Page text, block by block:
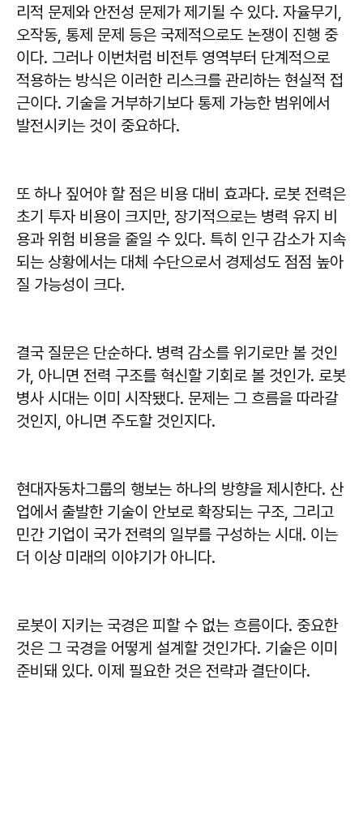
리적 문제와 안전성 문제가 제기될 수 있다. 자율무기,
오작동, 통제 문제 등은 국제적으로도 논쟁이 진행 중
이다. 그러나 이번처럼 비전투 영역부터 단계적으로
적용하는 방식은 이러한 리스크를 관리하는 현실적 접
근이다. 기술을 거부하기보다 통제 가능한 범위에서
발전시키는 것이 중요하다.
또 하나 짚어야 할 점은 비용 대비 효과다. 로봇 전력은
초기 투자 비용이 크지만, 장기적으로는 병력 유지 비
용과 위험 비용을 줄일 수 있다. 특히 인구 감소가 지속
되는 상황에서는 대체 수단으로서 경제성도 점점 높아
질 가능성이 크다.
결국 질문은 단순하다. 병력 감소를 위기로만 볼 것인
가, 아니면 전력 구조를 혁신할 기회로 볼 것인가. 로봇
병사 시대는 이미 시작됐다. 문제는 그 흐름을 따라갈
것인지, 아니면 주도할 것인지다.
현대자동차그룹의 행보는 하나의 방향을 제시한다. 산
업에서 출발한 기술이 안보로 확장되는 구조, 그리고
민간 기업이 국가 전력의 일부를 구성하는 시대. 이는
더 이상 미래의 이야기가 아니다.
로봇이 지키는 국경은 피할 수 없는 흐름이다. 중요한
것은 그 국경을 어떻게 설계할 것인가다. 기술은 이미
준비돼 있다. 이제 필요한 것은 전략과 결단이다.